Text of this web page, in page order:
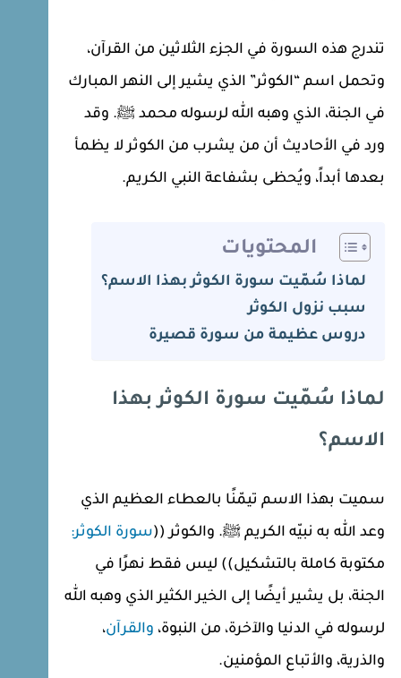
تندرج هذه السورة في الجزء الثلاثين من القرآن،
وتحمل اسم “الكوثر” الذي يشير إلى النهر المبارك
في الجنة، الذي وهبه الله لرسوله محمد ﷺ. وقد
ورد في الأحاديث أن من يشرب من الكوثر لا يظمأ
بعدها أبداً، ويُحظى بشفاعة النبي الكريم.
المحتويات
لماذا سُمّيت سورة الكوثر بهذا الاسم؟
سبب نزول الكوثر
دروس عظيمة من سورة قصيرة
لماذا سُمّيت سورة الكوثر بهذا
الاسم؟
سميت بهذا الاسم تيمّنًا بالعطاء العظيم الذي
وعد الله به نبيّه الكريم ﷺ. والكوثر ((سورة الكوثر:
مكتوبة كاملة بالتشكيل)) ليس فقط نهرًا في
الجنة، بل يشير أيضًا إلى الخير الكثير الذي وهبه الله
لرسوله في الدنيا والآخرة، من النبوة، والقرآن،
والذرية، والأتباع المؤمنين.